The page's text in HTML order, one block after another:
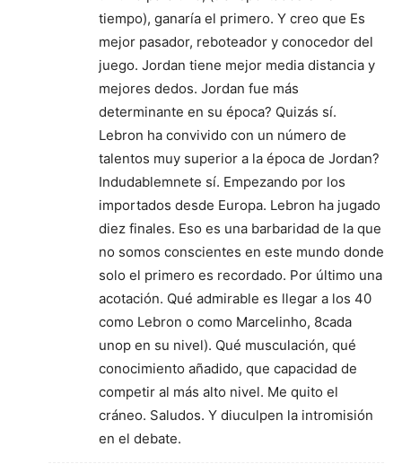
tiempo), ganaría el primero. Y creo que Es
mejor pasador, reboteador y conocedor del
juego. Jordan tiene mejor media distancia y
mejores dedos. Jordan fue más
determinante en su época? Quizás sí.
Lebron ha convivido con un número de
talentos muy superior a la época de Jordan?
Indudablemnete sí. Empezando por los
importados desde Europa. Lebron ha jugado
diez finales. Eso es una barbaridad de la que
no somos conscientes en este mundo donde
solo el primero es recordado. Por último una
acotación. Qué admirable es llegar a los 40
como Lebron o como Marcelinho, 8cada
unop en su nivel). Qué musculación, qué
conocimiento añadido, que capacidad de
competir al más alto nivel. Me quito el
cráneo. Saludos. Y diuculpen la intromisión
en el debate.